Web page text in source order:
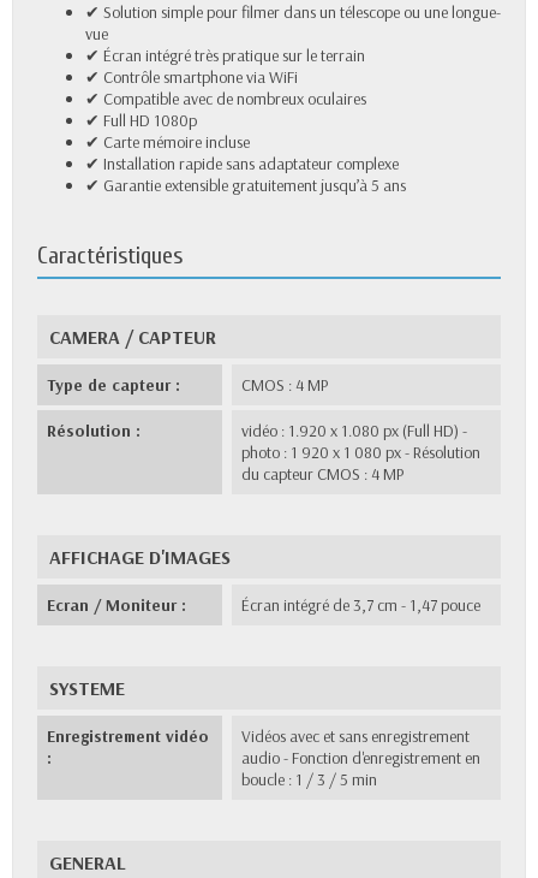
✔ Solution simple pour filmer dans un télescope ou une longue-
vue
✔ Écran intégré très pratique sur le terrain
✔ Contrôle smartphone via WiFi
✔ Compatible avec de nombreux oculaires
✔ Full HD 1080p
✔ Carte mémoire incluse
✔ Installation rapide sans adaptateur complexe
✔ Garantie extensible gratuitement jusqu’à 5 ans
Caractéristiques
CAMERA / CAPTEUR
Type de capteur : CMOS : 4 MP
Résolution :
vidéo : 1.920 x 1.080 px (Full HD) -
photo : 1 920 x 1 080 px - Résolution
du capteur CMOS : 4 MP
AFFICHAGE D'IMAGES
Ecran / Moniteur : Écran intégré de 3,7 cm - 1,47 pouce
SYSTEME
Enregistrement vidéo
:
Vidéos avec et sans enregistrement
audio - Fonction d'enregistrement en
boucle : 1 / 3 / 5 min
GENERAL